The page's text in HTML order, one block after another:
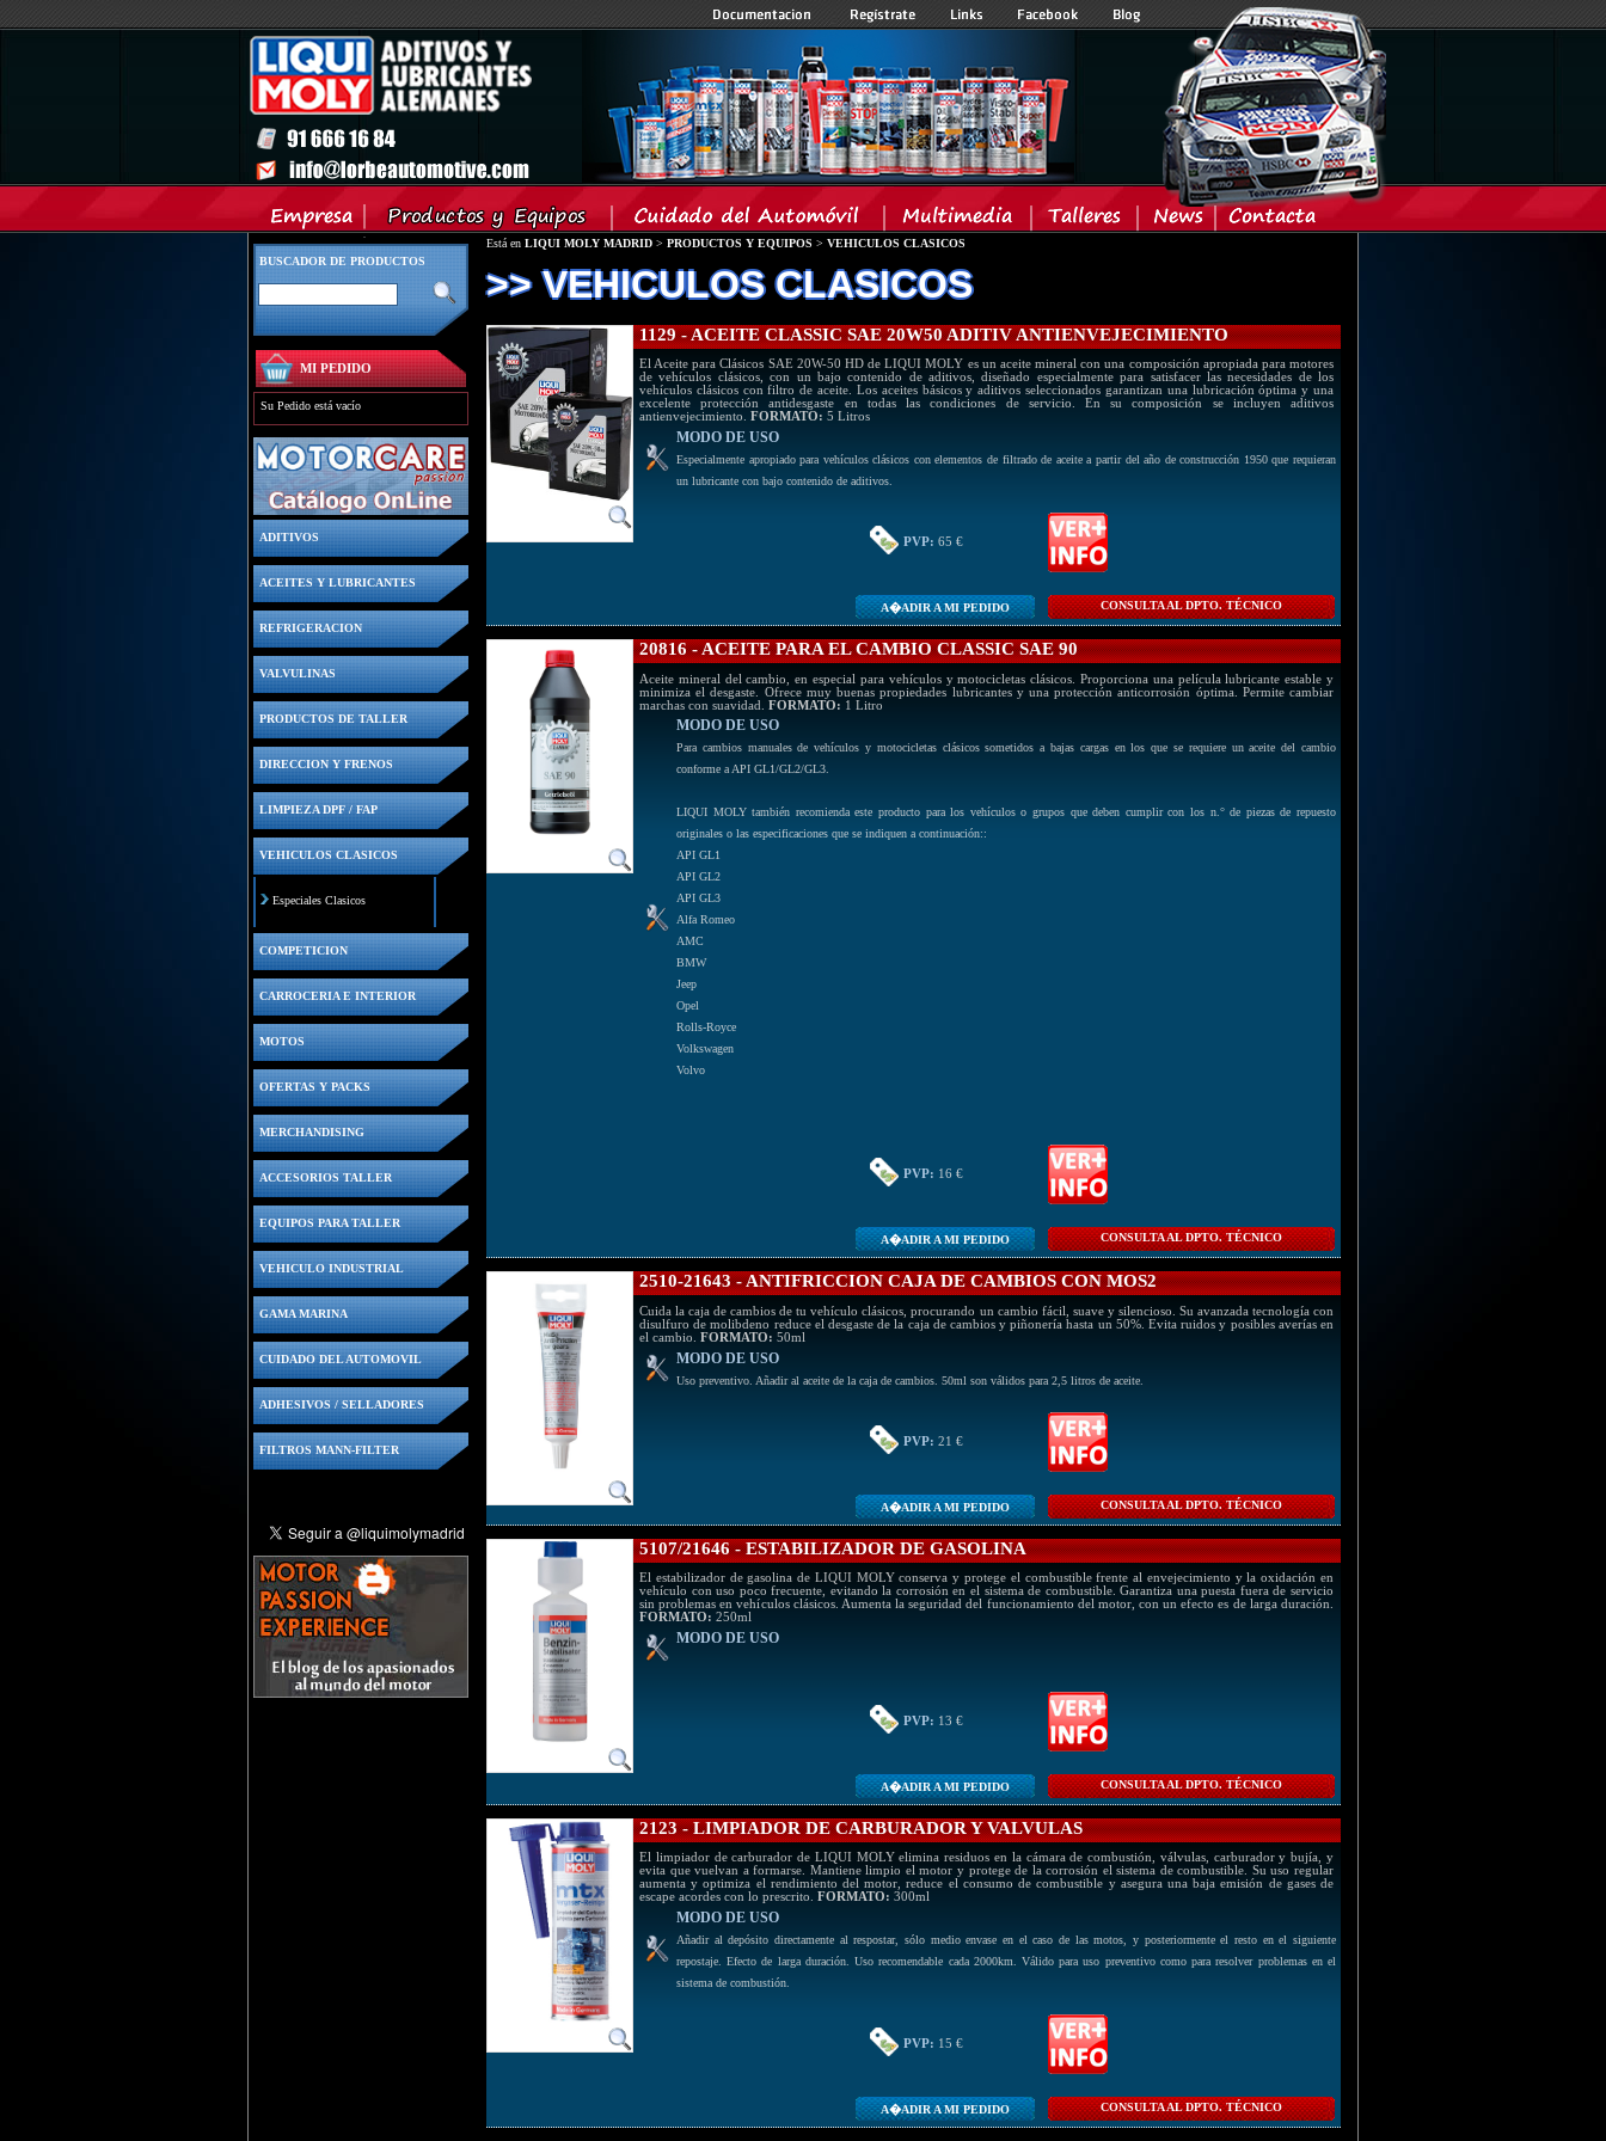
BUSCADOR DE PRODUCTOS
MI PEDIDO
Su Pedido está vacío
ADITIVOS
ACEITES Y LUBRICANTES
REFRIGERACION
VALVULINAS
PRODUCTOS DE TALLER
DIRECCION Y FRENOS
LIMPIEZA DPF / FAP
VEHICULOS CLASICOS
Especiales Clasicos
COMPETICION
CARROCERIA E INTERIOR
MOTOS
OFERTAS Y PACKS
MERCHANDISING
ACCESORIOS TALLER
EQUIPOS PARA TALLER
VEHICULO INDUSTRIAL
GAMA MARINA
CUIDADO DEL AUTOMOVIL
ADHESIVOS / SELLADORES
FILTROS MANN-FILTER
Está en LIQUI MOLY MADRID > PRODUCTOS Y EQUIPOS > VEHICULOS CLASICOS
>> VEHICULOS CLASICOS
1129 - ACEITE CLASSIC SAE 20W50 ADITIV ANTIENVEJECIMIENTO
El Aceite para Clásicos SAE 20W-50 HD de LIQUI MOLY es un aceite mineral con una composición apropiada para motores
de vehículos clásicos, con un bajo contenido de aditivos, diseñado especialmente para satisfacer las necesidades de los
vehículos clásicos con filtro de aceite. Los aceites básicos y aditivos seleccionados garantizan una lubricación óptima y una
excelente protección antidesgaste en todas las condiciones de servicio. En su composición se incluyen aditivos
antienvejecimiento. FORMATO: 5 Litros
MODO DE USO
Especialmente apropiado para vehículos clásicos con elementos de filtrado de aceite a partir del año de construcción 1950 que requieran
un lubricante con bajo contenido de aditivos.
PVP: 65 €
CONSULTA AL DPTO. TÉCNICO
A�ADIR A MI PEDIDO
20816 - ACEITE PARA EL CAMBIO CLASSIC SAE 90
Aceite mineral del cambio, en especial para vehículos y motocicletas clásicos. Proporciona una película lubricante estable y
minimiza el desgaste. Ofrece muy buenas propiedades lubricantes y una protección anticorrosión óptima. Permite cambiar
marchas con suavidad. FORMATO: 1 Litro
MODO DE USO
Para cambios manuales de vehículos y motocicletas clásicos sometidos a bajas cargas en los que se requiere un aceite del cambio
conforme a API GL1/GL2/GL3.
LIQUI MOLY también recomienda este producto para los vehículos o grupos que deben cumplir con los n.° de piezas de repuesto
originales o las especificaciones que se indiquen a continuación::
API GL1
API GL2
API GL3
Alfa Romeo
AMC
BMW
Jeep
Opel
Rolls-Royce
Volkswagen
Volvo
PVP: 16 €
CONSULTA AL DPTO. TÉCNICO
A�ADIR A MI PEDIDO
2510-21643 - ANTIFRICCION CAJA DE CAMBIOS CON MOS2
Cuida la caja de cambios de tu vehículo clásicos, procurando un cambio fácil, suave y silencioso. Su avanzada tecnología con
disulfuro de molibdeno reduce el desgaste de la caja de cambios y piñonería hasta un 50%. Evita ruidos y posibles averías en
el cambio. FORMATO: 50ml
MODO DE USO
Uso preventivo. Añadir al aceite de la caja de cambios. 50ml son válidos para 2,5 litros de aceite.
PVP: 21 €
CONSULTA AL DPTO. TÉCNICO
A�ADIR A MI PEDIDO
5107/21646 - ESTABILIZADOR DE GASOLINA
El estabilizador de gasolina de LIQUI MOLY conserva y protege el combustible frente al envejecimiento y la oxidación en
vehículo con uso poco frecuente, evitando la corrosión en el sistema de combustible. Garantiza una puesta fuera de servicio
sin problemas en vehículos clásicos. Aumenta la seguridad del funcionamiento del motor, con un efecto es de larga duración.
FORMATO: 250ml
MODO DE USO
PVP: 13 €
CONSULTA AL DPTO. TÉCNICO
A�ADIR A MI PEDIDO
2123 - LIMPIADOR DE CARBURADOR Y VALVULAS
El limpiador de carburador de LIQUI MOLY elimina residuos en la cámara de combustión, válvulas, carburador y bujía, y
evita que vuelvan a formarse. Mantiene limpio el motor y protege de la corrosión el sistema de combustible. Su uso regular
aumenta y optimiza el rendimiento del motor, reduce el consumo de combustible y asegura una baja emisión de gases de
escape acordes con lo prescrito. FORMATO: 300ml
MODO DE USO
Añadir al depósito directamente al respostar, sólo medio envase en el caso de las motos, y posteriormente el resto en el siguiente
repostaje. Efecto de larga duración. Uso recomendable cada 2000km. Válido para uso preventivo como para resolver problemas en el
sistema de combustión.
PVP: 15 €
CONSULTA AL DPTO. TÉCNICO
A�ADIR A MI PEDIDO